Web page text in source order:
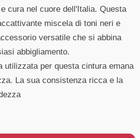
cura nel cuore dell'Italia. Questa
miscela di toni neri e
versatile che si abbina
abbigliamento.
utilizzata per questa cintura emana
La sua consistenza ricca e la